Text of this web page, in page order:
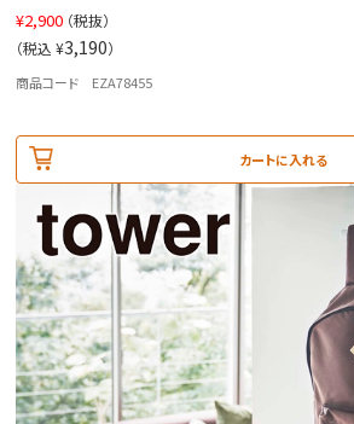
¥2,900 （税抜）
（税込 ¥3,190）
商品コード EZA78455
カートに入れる